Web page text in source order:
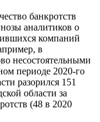
банкротств
аналитиков о
компаний
в
несостоятельными
периоде 2020-го
разорился 151
области за
(48 в 2020